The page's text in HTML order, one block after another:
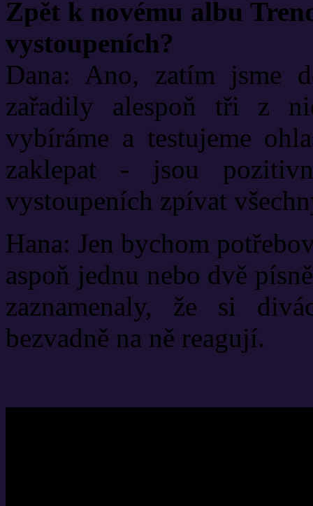
Zpět k novému albu
vystoupeních?
Dana: Ano, zatím jsme
zařadily alespoň tři z
vybíráme a testujeme
zaklepat - jsou
vystoupeních zpívat
Hana: Jen bychom
aspoň jednu nebo dvě
zaznamenaly, že si
bezvadně na ně reagují.